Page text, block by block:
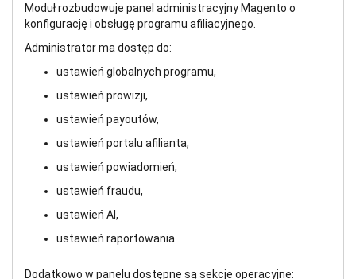
Moduł rozbudowuje panel administracyjny Magento o
konfigurację i obsługę programu afiliacyjnego.
Administrator ma dostęp do:
ustawień globalnych programu,
ustawień prowizji,
ustawień payoutów,
ustawień portalu afilianta,
ustawień powiadomień,
ustawień fraudu,
ustawień AI,
ustawień raportowania.
Dodatkowo w panelu dostępne są sekcje operacyjne: